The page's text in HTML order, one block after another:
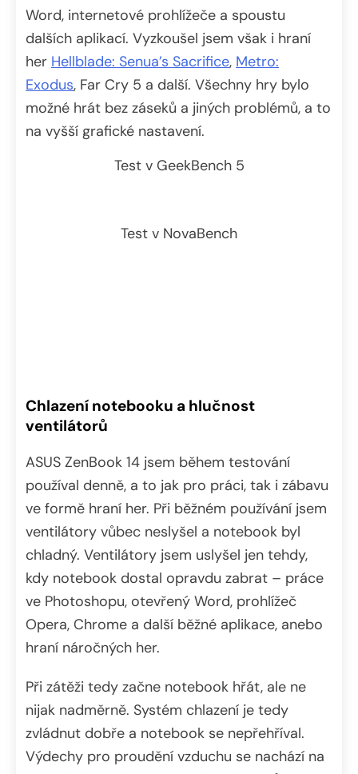
Word, internetové prohlížeče a spoustu
dalších aplikací. Vyzkoušel jsem však i hraní
her Hellblade: Senua’s Sacrifice, Metro:
Exodus, Far Cry 5 a další. Všechny hry bylo
možné hrát bez záseků a jiných problémů, a to
na vyšší grafické nastavení.
Test v GeekBench 5
Test v NovaBench
Chlazení notebooku a hlučnost
ventilátorů
ASUS ZenBook 14 jsem během testování
používal denně, a to jak pro práci, tak i zábavu
ve formě hraní her. Při běžném používání jsem
ventilátory vůbec neslyšel a notebook byl
chladný. Ventilátory jsem uslyšel jen tehdy,
kdy notebook dostal opravdu zabrat – práce
ve Photoshopu, otevřený Word, prohlížeč
Opera, Chrome a další běžné aplikace, anebo
hraní náročných her.
Při zátěži tedy začne notebook hřát, ale ne
nijak nadměrně. Systém chlazení je tedy
zvládnut dobře a notebook se nepřehříval.
Výdechy pro proudění vzduchu se nachází na